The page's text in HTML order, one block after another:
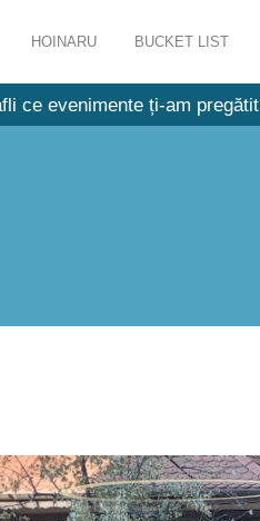
HOINARU BUCKET LIST
ce evenimente ți-am pregătit